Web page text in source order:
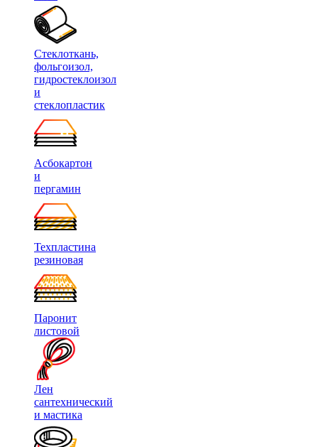
Стеклоткань,
фольгоизол,
гидростеклоизол
и
стеклопластик
Асбокартон
и
пергамин
Техпластина
резиновая
Паронит
листовой
Лен
сантехнический
и мастика